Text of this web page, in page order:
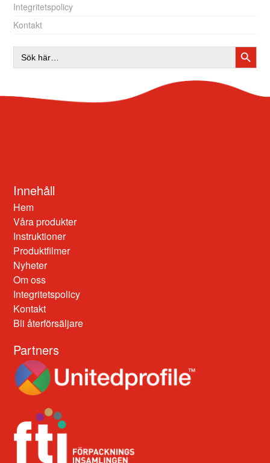
Integritetspolicy
Kontakt
Sök
efter:
Innehåll
Hem
Våra produkter
Instruktioner
Produktfilmer
Nyheter
Om oss
Integritetspolicy
Kontakt
Bli återförsäljare
Partners